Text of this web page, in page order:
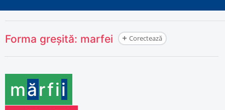
Forma greșită: marfei Corectează
mărfii